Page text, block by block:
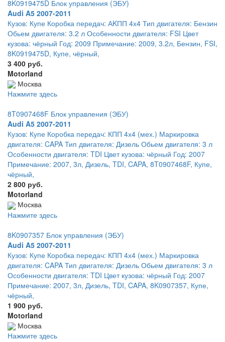
8K0919475D Блок управления (ЭБУ)
Audi A5 2007-2011
Кузов: Купе Коробка передач: АKПП 4х4 Тип двигателя: Бензин
Обьем двигателя: 3.2 л Особенности двигателя: FSI Цвет
кузова: чёрный Год: 2009 Примечание: 2009, 3.2л, Бензин, FSI,
8K0919475D, Купе, чёрный,
3 400 руб.
Motorland
Москва
Нажмите здесь
8T0907468F Блок управления (ЭБУ)
Audi A5 2007-2011
Кузов: Купе Коробка передач: КПП 4х4 (мех.) Маркировка
двигателя: CAPA Тип двигателя: Дизель Обьем двигателя: 3 л
Особенности двигателя: TDI Цвет кузова: чёрный Год: 2007
Примечание: 2007, 3л, Дизель, TDI, CAPA, 8T0907468F, Купе,
чёрный,
2 800 руб.
Motorland
Москва
Нажмите здесь
8K0907357 Блок управления (ЭБУ)
Audi A5 2007-2011
Кузов: Купе Коробка передач: КПП 4х4 (мех.) Маркировка
двигателя: CAPA Тип двигателя: Дизель Обьем двигателя: 3 л
Особенности двигателя: TDI Цвет кузова: чёрный Год: 2007
Примечание: 2007, 3л, Дизель, TDI, CAPA, 8K0907357, Купе,
чёрный,
1 900 руб.
Motorland
Москва
Нажмите здесь